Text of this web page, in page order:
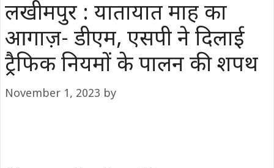
लखीमपुर : यातायात माह का
आगाज़- डीएम, एसपी ने दिलाई
ट्रैफिक नियमों के पालन की शपथ
November 1, 2023 by